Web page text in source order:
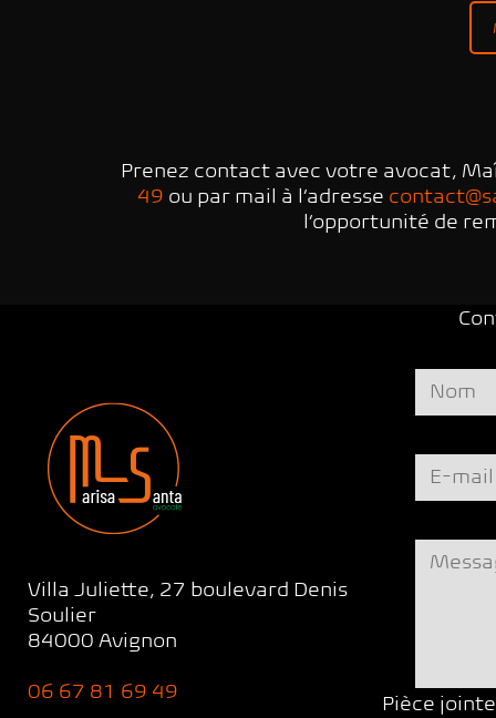
Prenez contact avec votre avocat,
49 ou par mail à l’adresse
l’opportunité de
Villa Juliette, 27 boulevard Denis
Soulier
84000 Avignon
06 67 81 69 49
Pièce